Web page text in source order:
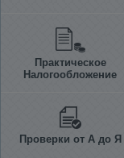
Практическое
Налогообложение
Проверки от А до Я